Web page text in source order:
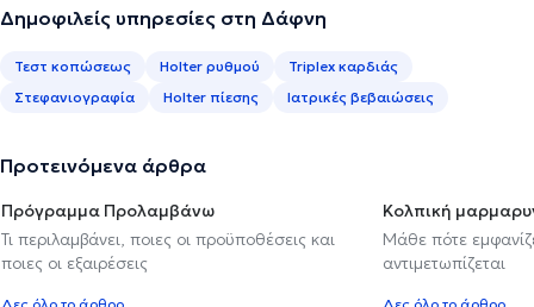
Δημοφιλείς υπηρεσίες στη Δάφνη
Τεστ κοπώσεως Holter ρυθμού
Triplex καρδιάς
Στεφανιογραφία
Holter πίεσης Ιατρικές βεβαιώσεις
Προτεινόμενα άρθρα
Πρόγραμμα Προλαμβάνω
Τι περιλαμβάνει, ποιες οι προϋποθέσεις και
ποιες οι εξαιρέσεις
Κολπική
Μάθε πότε
αντιμετωπίζεται